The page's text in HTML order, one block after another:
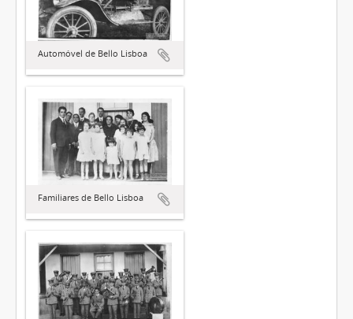
Automóvel de Bello Lisboa
Familiares de Bello Lisboa